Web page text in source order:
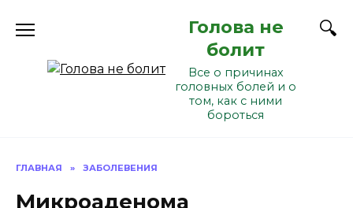
Голова не
болит
Все о причинах
головных болей и о
том, как с ними
бороться
ГЛАВНАЯ » ЗАБОЛЕВЕНИЯ
Микроаденома